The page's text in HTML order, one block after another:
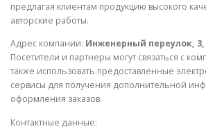
предлагая клиентам продукцию высокого
авторские работы.
Адрес компании: Инженерный переулок, 3,
Посетители и партнеры могут связаться с
также использовать предоставленные
сервисы для получения дополнительной
оформления заказов.
Контактные данные: